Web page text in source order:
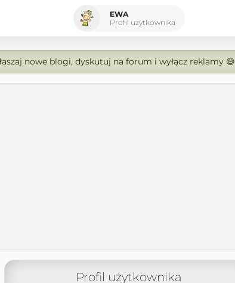
EWA
Profil użytkownika
nowe blogi, dyskutuj na forum i wyłącz reklamy 😄
Profil użytkownika